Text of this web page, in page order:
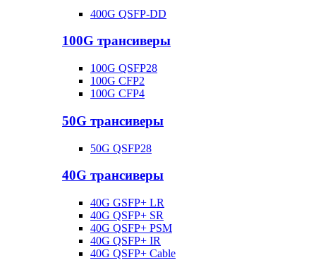
400G QSFP-DD
100G трансиверы
100G QSFP28
100G CFP2
100G CFP4
50G трансиверы
50G QSFP28
40G трансиверы
40G GSFP+ LR
40G QSFP+ SR
40G QSFP+ PSM
40G QSFP+ IR
40G QSFP+ Cable